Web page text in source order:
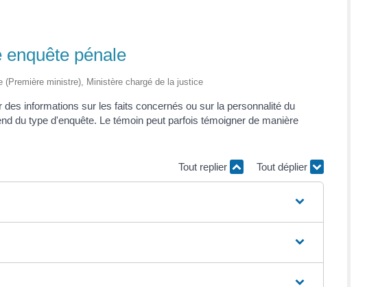
pénale
ministre), Ministère chargé de la justice
informations sur les faits concernés ou sur la personnalité du
du type d'enquête. Le témoin peut parfois témoigner de manière
Tout replier Tout déplier